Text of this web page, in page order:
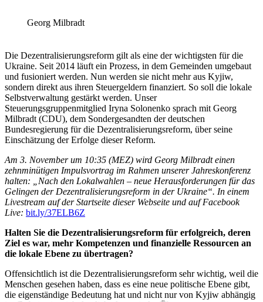
Georg Milbradt
Die Dezentralisierungsreform gilt als eine der wichtigsten für die
Ukraine. Seit 2014 läuft ein Prozess, in dem Gemeinden umgebaut
und fusioniert werden. Nun werden sie nicht mehr aus Kyjiw,
sondern direkt aus ihren Steuergeldern finanziert. So soll die lokale
Selbstverwaltung gestärkt werden. Unser
Steuerungsgruppenmitglied Iryna Solonenko sprach mit Georg
Milbradt (CDU), dem Sondergesandten der deutschen
Bundesregierung für die Dezentralisierungsreform, über seine
Einschätzung der Erfolge dieser Reform.
Am 3. November um 10:35 (MEZ) wird Georg Milbradt einen
zehnminütigen Impulsvortrag im Rahmen unserer Jahreskonferenz
halten: „Nach den Lokalwahlen – neue Herausforderungen für das
Gelingen der Dezentralisierungsreform in der Ukraine“. In einem
Livestream auf der Startseite dieser Webseite und auf Facebook
Live: bit.ly/37ELB6Z
Halten Sie die Dezentralisierungsreform für erfolgreich, deren
Ziel es war, mehr Kompetenzen und finanzielle Ressourcen an
die lokale Ebene zu übertragen?
Offensichtlich ist die Dezentralisierungsreform sehr wichtig, weil die
Menschen gesehen haben, dass es eine neue politische Ebene gibt,
die eigenständige Bedeutung hat und nicht nur von Kyjiw abhängig